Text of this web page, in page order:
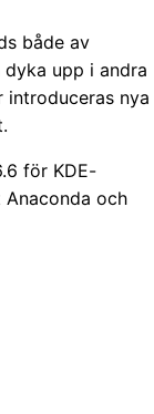
både av
upp i andra
introduceras nya
för KDE-
och